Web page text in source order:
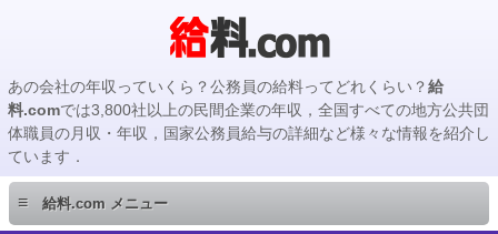
あの会社の年収っていくら？公務員の給料ってどれくらい？給
料.comでは3,800社以上の民間企業の年収，全国すべての地方公共団
体職員の月収・年収，国家公務員給与の詳細など様々な情報を紹介し
ています．
≡ 給料.com メニュー